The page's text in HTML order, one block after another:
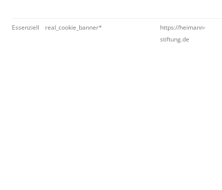
Essenziell real_cookie_banner*
https://heimann-
stiftung.de